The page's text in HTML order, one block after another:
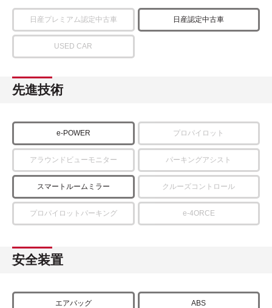
日産プレミアム認定中古車 日産認定中古車
USED CAR
先進技術
e-POWER プロパイロット
アラウンドビューモニター パーキングアシスト
スマートルームミラー クルーズコントロール
プロパイロットパーキング e-4ORCE
安全装置
エアバッグ ABS